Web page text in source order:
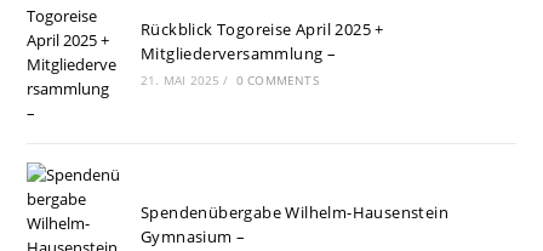
Rückblick Togoreise April 2025 +
Mitgliederversammlung –
21. MAI 2025 / 0 COMMENTS
Spendenübergabe Wilhelm-Hausenstein
Gymnasium –